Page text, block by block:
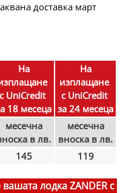
доставка март
На
с UniCredit
18 месеца
На
изплащане
с UniCredit
за 24 месеца
месечна
в лв.
месечна
вноска в лв.
145 119
лодка ZANDER с